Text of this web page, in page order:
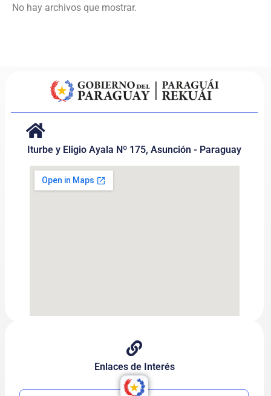
No hay archivos que mostrar.
Iturbe y Eligio Ayala Nº 175, Asunción - Paraguay
Enlaces de Interés